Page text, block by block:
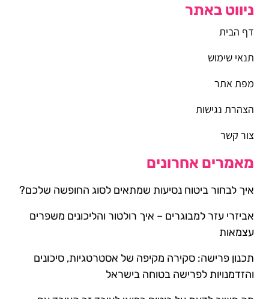
ניווט באתר
דף הבית
תנאי שימוש
מפת אתר
הצהרת נגישות
צור קשר
מאמרים אחרונים
איך לבחור ביטוח נסיעות שמתאים לסוג החופשה שלכם?
אביזרי עזר למבוגרים – איך רולטור והליכונים משפרים
עצמאות
תכנון פרישה: סקירה מקיפה של אסטרטגיות, סיכונים
והזדמנויות לפרישה בטוחה בישראל